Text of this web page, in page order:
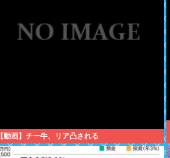
【動画】チー牛、リア凸される